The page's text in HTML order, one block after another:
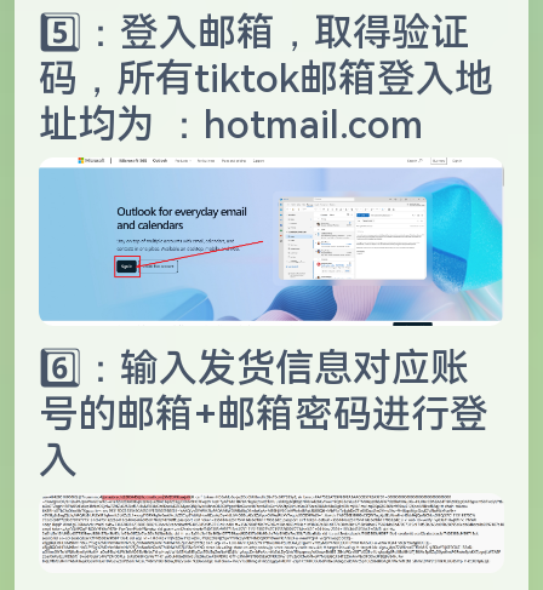
5️⃣：登入邮箱，取得验证
码，所有tiktok邮箱登入地
址均为 ：hotmail.com
6️⃣：输入发货信息对应账
号的邮箱+邮箱密码进行登
入